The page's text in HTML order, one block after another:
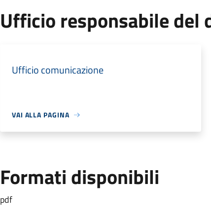
Ufficio responsabile del
Ufficio comunicazione
VAI ALLA PAGINA
Formati disponibili
pdf